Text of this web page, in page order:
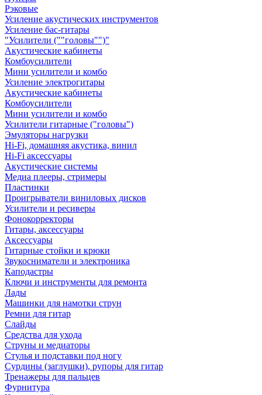
Рэковые
Усиление акустических инструментов
Усиление бас-гитары
"Усилители (""головы"")"
Акустические кабинеты
Комбоусилители
Мини усилители и комбо
Усиление электрогитары
Акустические кабинеты
Комбоусилители
Мини усилители и комбо
Усилители гитарные ("головы")
Эмуляторы нагрузки
Hi-Fi, домашняя акустика, винил
Hi-Fi аксессуары
Акустические системы
Медиа плееры, стримеры
Пластинки
Проигрыватели виниловых дисков
Усилители и ресиверы
Фонокорректоры
Гитары, аксессуары
Аксессуары
Гитарные стойки и крюки
Звукосниматели и электроника
Каподастры
Ключи и инструменты для ремонта
Лады
Машинки для намотки струн
Ремни для гитар
Слайды
Средства для ухода
Струны и медиаторы
Стулья и подставки под ногу
Сурдины (заглушки), рупоры для гитар
Тренажеры для пальцев
Фурнитура